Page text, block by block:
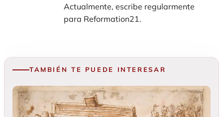
Actualmente, escribe regularmente
para Reformation21.
TAMBIÉN TE PUEDE INTERESAR